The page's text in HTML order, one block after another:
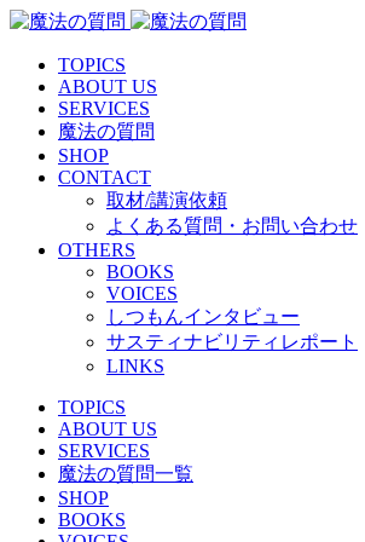
TOPICS
ABOUT US
SERVICES
魔法の質問
SHOP
CONTACT
取材/講演依頼
よくある質問・お問い合わせ
OTHERS
BOOKS
VOICES
しつもんインタビュー
サスティナビリティレポート
LINKS
TOPICS
ABOUT US
SERVICES
魔法の質問一覧
SHOP
BOOKS